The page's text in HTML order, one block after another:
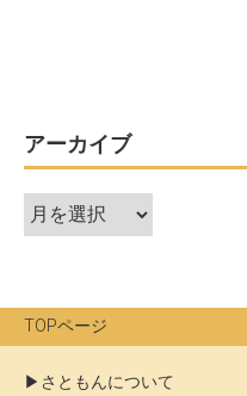
ー
シ
ョ
アーカイブ
ア
ー
ブ
TOPページ
さともんについて